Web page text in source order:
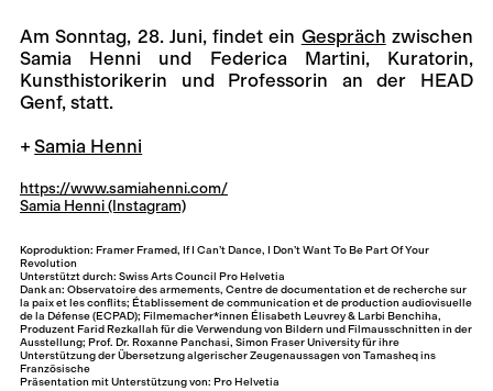
Am Sonntag, 28. Juni, findet ein Gespräch zwischen
Samia Henni und Federica Martini, Kuratorin,
Kunsthistorikerin und Professorin an der HEAD
Genf, statt.
Samia Henni
https://www.samiahenni.com/
Samia Henni (Instagram)
Koproduktion: Framer Framed, If I Can’t Dance, I Don’t Want To Be Part Of Your
Revolution
Unterstützt durch: Swiss Arts Council Pro Helvetia
Dank an: Observatoire des armements, Centre de documentation et de recherche sur
la paix et les conflits; Établissement de communication et de production audiovisuelle
de la Défense (ECPAD); Filmemacher*innen Élisabeth Leuvrey & Larbi Benchiha,
Produzent Farid Rezkallah für die Verwendung von Bildern und Filmausschnitten in der
Ausstellung; Prof. Dr. Roxanne Panchasi, Simon Fraser University für ihre
Unterstützung der Übersetzung algerischer Zeugenaussagen von Tamasheq ins
Französische
Präsentation mit Unterstützung von: Pro Helvetia